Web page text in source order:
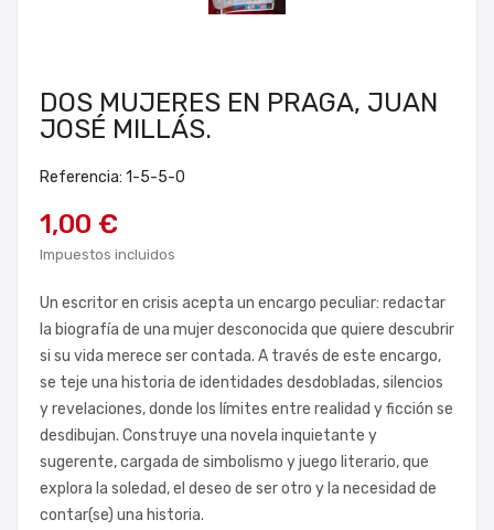
DOS MUJERES EN PRAGA, JUAN
JOSÉ MILLÁS.
Referencia: 1-5-5-0
1,00 €
Impuestos incluidos
Un escritor en crisis acepta un encargo peculiar: redactar
la biografía de una mujer desconocida que quiere descubrir
si su vida merece ser contada. A través de este encargo,
se teje una historia de identidades desdobladas, silencios
y revelaciones, donde los límites entre realidad y ficción se
desdibujan. Construye una novela inquietante y
sugerente, cargada de simbolismo y juego literario, que
explora la soledad, el deseo de ser otro y la necesidad de
contar(se) una historia.